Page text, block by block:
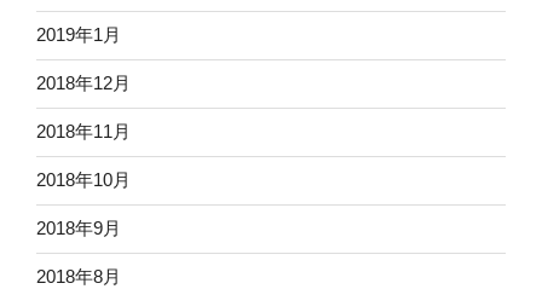
2019年1月
2018年12月
2018年11月
2018年10月
2018年9月
2018年8月